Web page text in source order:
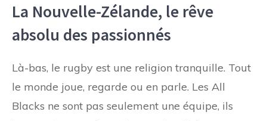
La Nouvelle-Zélande, le rêve
absolu des passionnés
Là-bas, le rugby est une religion tranquille. Tout
le monde joue, regarde ou en parle. Les All
Blacks ne sont pas seulement une équipe, ils